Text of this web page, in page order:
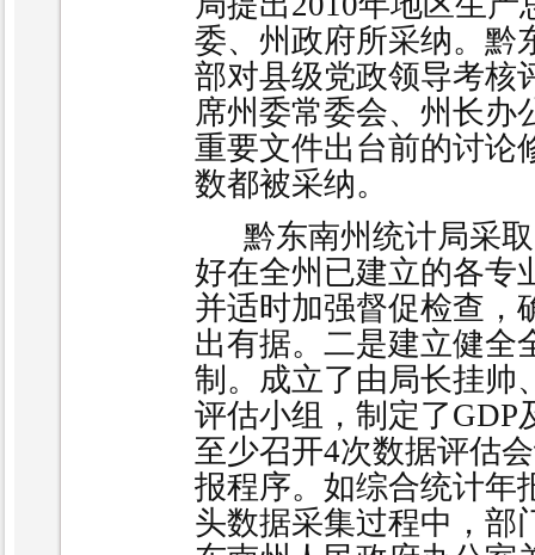
委、州政府所采纳。黔
部对县级党政领导考核
席州委常委会、州长办
重要文件出台前的讨论
数都被采纳。
黔东南州统计局采
好在全州已建立的各专
并适时加强督促检查，
出有据。二是建立健全
制。成立了由局长挂帅
评估小组，制定了GDP
至少召开4次数据评估
报程序。如综合统计年
头数据采集过程中，部